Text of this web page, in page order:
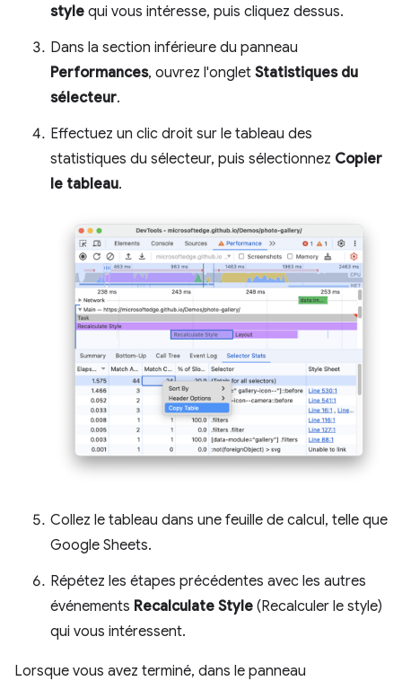
style qui vous intéresse, puis cliquez dessus.
Dans la section inférieure du panneau
Performances, ouvrez l'onglet Statistiques du
sélecteur.
Effectuez un clic droit sur le tableau des
statistiques du sélecteur, puis sélectionnez Copier
le tableau.
Collez le tableau dans une feuille de calcul, telle que
Google Sheets.
Répétez les étapes précédentes avec les autres
événements Recalculate Style (Recalculer le style)
qui vous intéressent.
Lorsque vous avez terminé, dans le panneau